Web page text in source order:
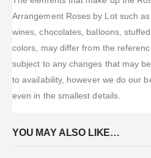
Arrangement Roses by Lot such
wines, chocolates, balloons,
colors, may differ from the
subject to any changes that may
to availability, however we do our
even in the smallest details.
YOU MAY ALSO LIKE…